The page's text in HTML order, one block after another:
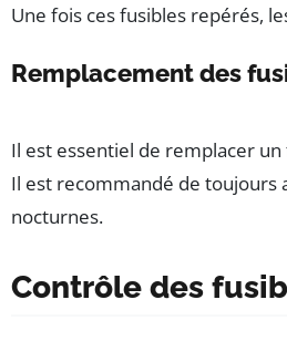
Une fois ces fusibles repérés,
Remplacement des
Il est essentiel de remplacer
Il est recommandé de toujours
nocturnes.
Contrôle des